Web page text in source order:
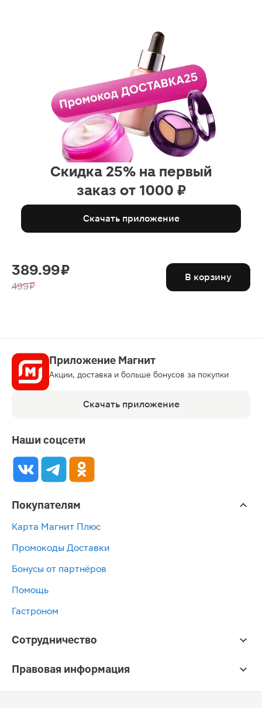
Скидка 25% на первый
заказ от 1000 ₽
Скачать приложение
389.99 ₽
499 ₽
В корзину
Приложение Магнит
Акции, доставка и больше бонусов за покупки
Скачать приложение
Наши соцсети
Покупателям
Карта Магнит Плюс
Промокоды Доставки
Бонусы от партнёров
Помощь
Гастроном
Сотрудничество
Правовая информация